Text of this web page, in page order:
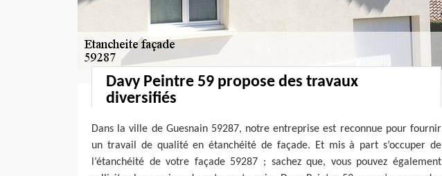
Davy Peintre 59 propose des travaux
diversifiés
Dans la ville de Guesnain 59287, notre entreprise est reconnue pour fournir
un travail de qualité en étanchéité de façade. Et mis à part s’occuper de
l’étanchéité de votre façade 59287 ; sachez que, vous pouvez également